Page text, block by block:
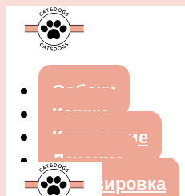
Собаки
Кошки
Кормление
Лечение
Дрессировка